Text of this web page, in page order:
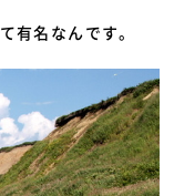
有名なんです。